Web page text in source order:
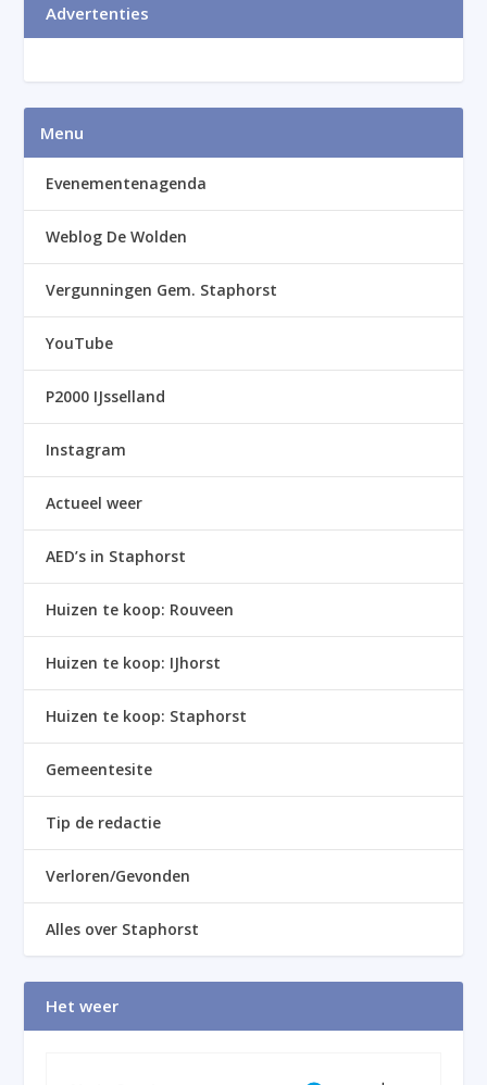
Advertenties
Menu
Evenementenagenda
Weblog De Wolden
Vergunningen Gem. Staphorst
YouTube
P2000 IJsselland
Instagram
Actueel weer
AED’s in Staphorst
Huizen te koop: Rouveen
Huizen te koop: IJhorst
Huizen te koop: Staphorst
Gemeentesite
Tip de redactie
Verloren/Gevonden
Alles over Staphorst
Het weer